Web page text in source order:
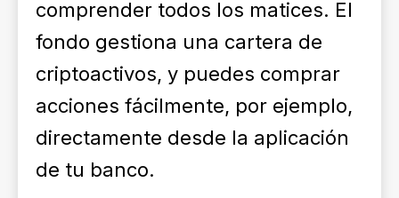
comprender todos los matices. El
fondo gestiona una cartera de
criptoactivos, y puedes comprar
acciones fácilmente, por ejemplo,
directamente desde la aplicación
de tu banco.